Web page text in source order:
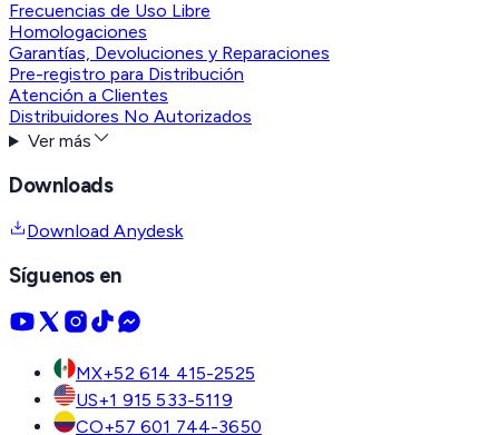
Frecuencias de Uso Libre
Homologaciones
Garantías, Devoluciones y Reparaciones
Pre-registro para Distribución
Atención a Clientes
Distribuidores No Autorizados
Ver más
Downloads
Download Anydesk
Síguenos en
MX+52 614 415-2525
US+1 915 533-5119
CO+57 601 744-3650